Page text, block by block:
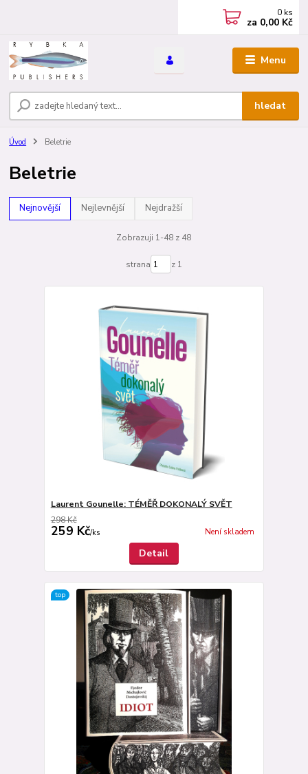
Menu
hledat
0 ks
za 0,00 Kč
Úvod Beletrie
Beletrie
Nejnovější Nejlevnější Nejdražší
Zobrazuji 1-48 z 48
strana z 1
Laurent Gounelle: TÉMĚŘ DOKONALÝ SVĚT
298 Kč
259 Kč/ks Není skladem
Detail
top